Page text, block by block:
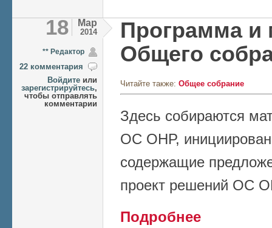
18 Мар
2014
** Редактор
22 комментария
Войдите или
зарегистрируйтесь,
чтобы отправлять
комментарии
Программа и
Общего
Читайте также: Общее собрание
Здесь собираются
ОС ОНР,
содержащие
проект решений ОС
Подробнее